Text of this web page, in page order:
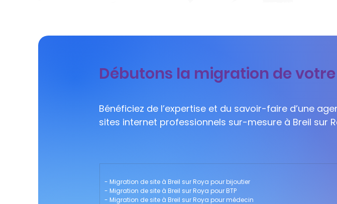
Débutons la migration de votre
Bénéficiez de l’expertise et du savoir-faire d’une
sites internet professionnels sur-mesure à Breil sur
- Migration de site à Breil sur Roya pour bijoutier
- Migration de site à Breil sur Roya pour BTP
- Migration de site à Breil sur Roya pour médecin